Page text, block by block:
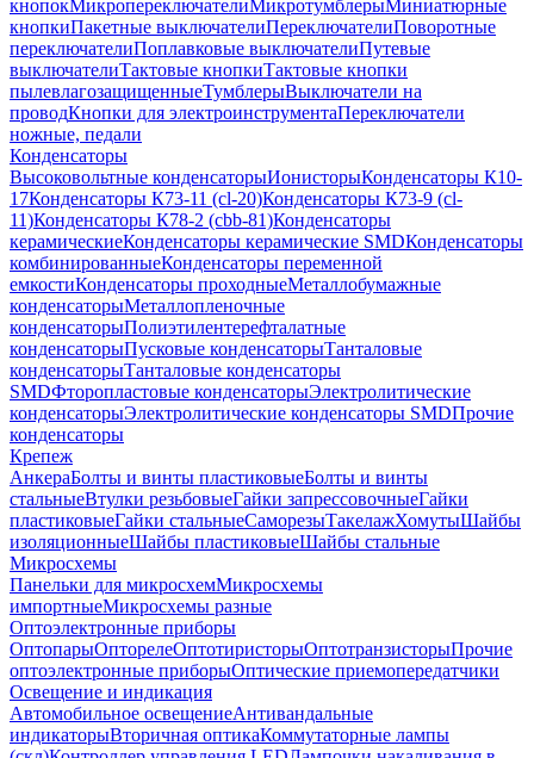
кнопокМикропереключателиМикротумблерыМиниатюрные
кнопкиПакетные выключателиПереключателиПоворотные
переключателиПоплавковые выключателиПутевые
выключателиТактовые кнопкиТактовые кнопки
пылевлагозащищенныеТумблерыВыключатели на
проводКнопки для электроинструментаПереключатели
ножные, педали
Конденсаторы
Высоковольтные конденсаторыИонисторыКонденсаторы К10-
17Конденсаторы К73-11 (cl-20)Конденсаторы К73-9 (cl-
11)Конденсаторы К78-2 (cbb-81)Конденсаторы
керамическиеКонденсаторы керамические SMDКонденсаторы
комбинированныеКонденсаторы переменной
емкостиКонденсаторы проходныеМеталлобумажные
конденсаторыМеталлопленочные
конденсаторыПолиэтилентерефталатные
конденсаторыПусковые конденсаторыТанталовые
конденсаторыТанталовые конденсаторы
SMDФторопластовые конденсаторыЭлектролитические
конденсаторыЭлектролитические конденсаторы SMDПрочие
конденсаторы
Крепеж
АнкераБолты и винты пластиковыеБолты и винты
стальныеВтулки резьбовыеГайки запрессовочныеГайки
пластиковыеГайки стальныеСаморезыТакелажХомутыШайбы
изоляционныеШайбы пластиковыеШайбы стальные
Микросхемы
Панельки для микросхемМикросхемы
импортныеМикросхемы разные
Оптоэлектронные приборы
ОптопарыОпторелеОптотиристорыОптотранзисторыПрочие
оптоэлектронные приборыОптические приемопередатчики
Освещение и индикация
Автомобильное освещениеАнтивандальные
индикаторыВторичная оптикаКоммутаторные лампы